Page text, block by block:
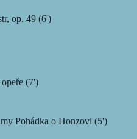
op. 49 (6')
opeře (7')
Pohádka o Honzovi (5')